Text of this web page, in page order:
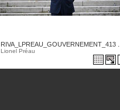
RIVA_LPREAU_GOUVERNEMENT_413 ...
Lionel Préau